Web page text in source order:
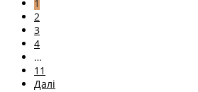
1
2
3
4
…
11
Далі